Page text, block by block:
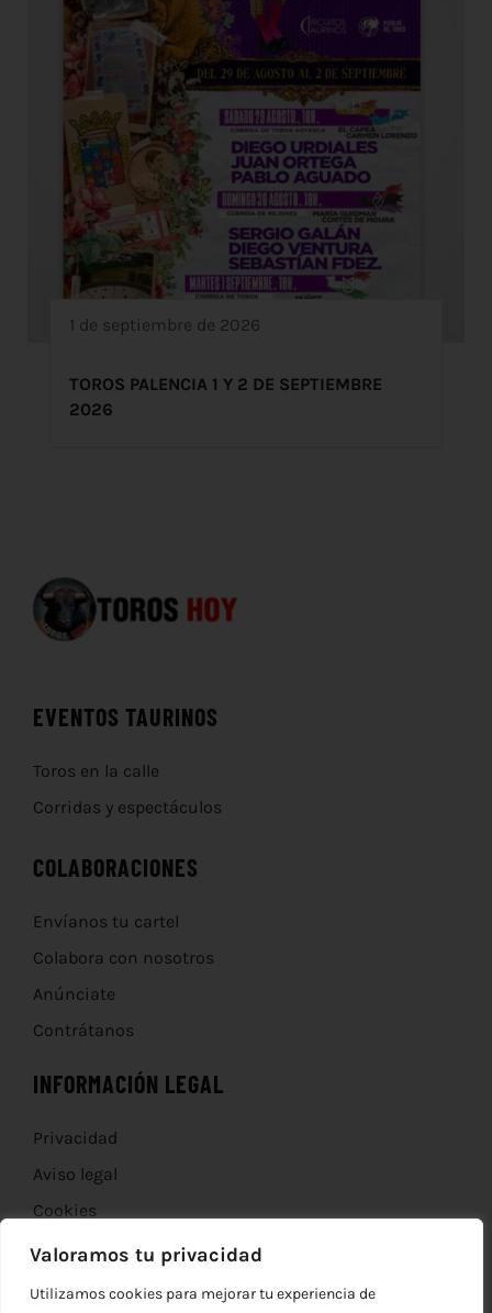
Valoramos tu privacidad
Utilizamos cookies para mejorar tu experiencia de
1 de septiembre de 2026
TOROS PALENCIA 1 Y 2 DE SEPTIEMBRE
2026
EVENTOS TAURINOS
Toros en la calle
Corridas y espectáculos
COLABORACIONES
Envíanos tu cartel
Colabora con nosotros
Anúnciate
Contrátanos
INFORMACIÓN LEGAL
Privacidad
Aviso legal
Cookies
Devoluciones